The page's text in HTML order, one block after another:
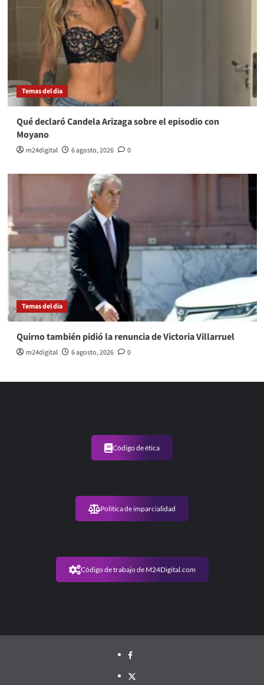
Temas del dia
Qué declaró Candela Arizaga sobre el episodio con
Moyano
m24digital 6 agosto, 2026 0
Temas del dia
Quirno también pidió la renuncia de Victoria Villarruel
m24digital 6 agosto, 2026 0
Código de ética
Política de imparcialidad
Código de trabajo de M24Digital.com